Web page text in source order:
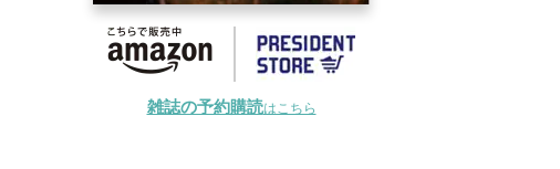
雑誌の予約購読はこちら